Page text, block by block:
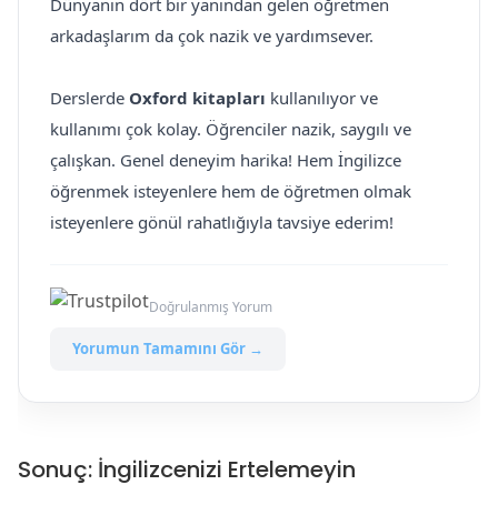
arkadaşlarım da çok nazik ve yardımsever.
Derslerde Oxford kitapları kullanılıyor ve
kullanımı çok kolay. Öğrenciler nazik, saygılı ve
çalışkan. Genel deneyim harika! Hem İngilizce
öğrenmek isteyenlere hem de öğretmen olmak
isteyenlere gönül rahatlığıyla tavsiye ederim!
Doğrulanmış Yorum
Yorumun Tamamını Gör →
Sonuç: İngilizcenizi Ertelemeyin